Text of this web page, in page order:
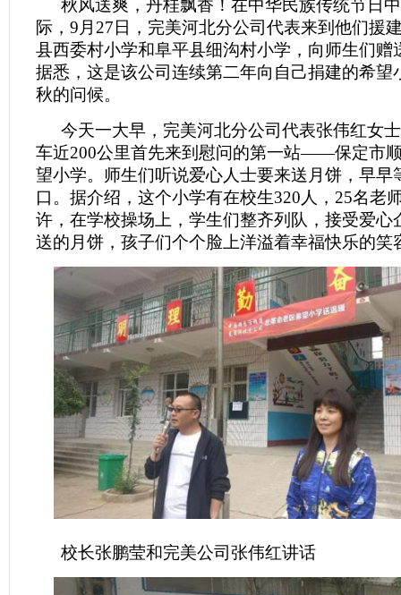
秋风送爽，丹桂飘香！在中华民族传统节日
际，9月27日，完美河北分公司代表来到他们援
县西委村小学和阜平县细沟村小学，向师生们赠
据悉，这是该公司连续第二年向自己捐建的希望
秋的问候。
今天一大早，完美河北分公司代表张伟红女
车近200公里首先来到慰问的第一站——保定市
望小学。师生们听说爱心人士要来送月饼，早早
口。据介绍，这个小学有在校生320人，25名老
许，在学校操场上，学生们整齐列队，接受爱心
送的月饼，孩子们个个脸上洋溢着幸福快乐的笑
校长张鹏莹和完美公司张伟红讲话